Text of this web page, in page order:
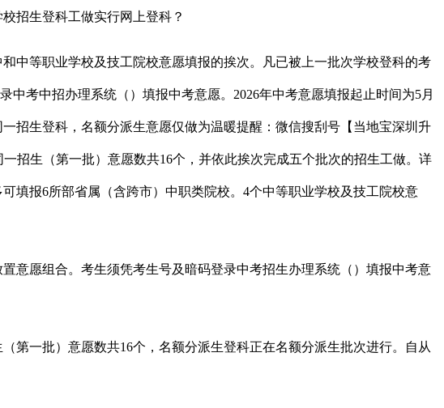
招生登科工做实行网上登科？
等职业学校及技工院校意愿填报的挨次。凡已被上一批次学校登科的考
考中招办理系统（）填报中考意愿。2026年中考意愿填报起止时间为5月
招生登科，名额分派生意愿仅做为温暖提醒：微信搜刮号【当地宝深圳升
招生（第一批）意愿数共16个，并依此挨次完成五个批次的招生工做。详
填报6所部省属（含跨市）中职类院校。4个中等职业学校及技工院校意
愿组合。考生须凭考生号及暗码登录中考招生办理系统（）填报中考意
一批）意愿数共16个，名额分派生登科正在名额分派生批次进行。自从